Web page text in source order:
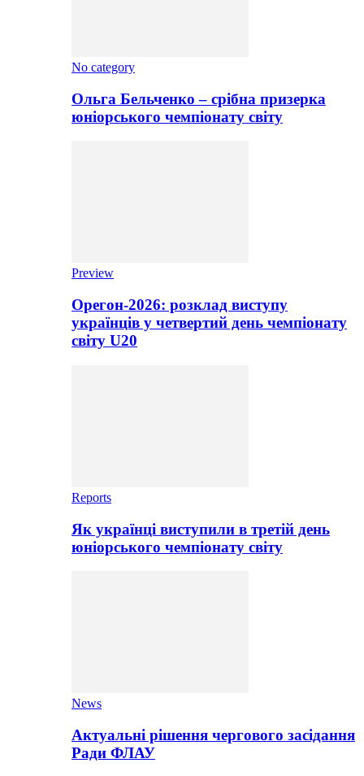
No category
Ольга Бельченко – срібна призерка
юніорського чемпіонату світу
Preview
Орегон-2026: розклад виступу
українців у четвертий день чемпіонату
світу U20
Reports
Як українці виступили в третій день
юніорського чемпіонату світу
News
Актуальні рішення чергового засідання
Ради ФЛАУ